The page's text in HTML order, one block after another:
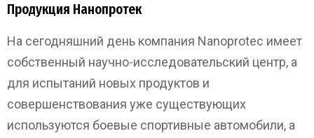
Продукция Нанопротек
На сегодняшний день компания Nanoprotec имеет
собственный научно-исследовательский центр, а
для испытаний новых продуктов и
совершенствования уже существующих
используются боевые спортивные автомобили, а